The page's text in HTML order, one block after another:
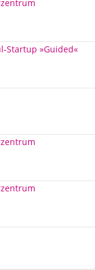
Startup »Guided«